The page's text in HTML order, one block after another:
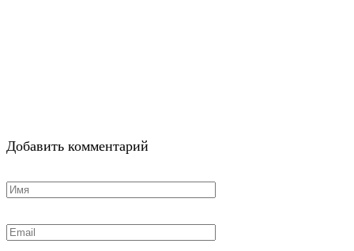
Добавить комментарий
Имя
Email